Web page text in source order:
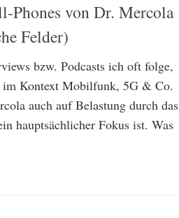
von Dr. Mercola
Felder)
bzw. Podcasts ich oft folge,
im Kontext Mobilfunk, 5G & Co.
auch auf Belastung durch das
hauptsächlicher Fokus ist. Was